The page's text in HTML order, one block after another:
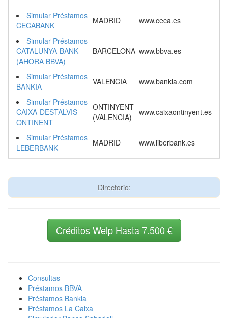
Simular Préstamos
CECABANK
MADRID
www.ceca.es
Simular Préstamos
CATALUNYA-BANK
(AHORA BBVA)
BARCELONA www.bbva.es
Simular Préstamos
BANKIA
VALENCIA
www.bankia.com
Simular Préstamos
CAIXA-DESTALVIS-
ONTINENT
ONTINYENT
(VALENCIA)
www.caixaontinyent.es
Simular Préstamos
LEBERBANK
MADRID www.liberbank.es
Directorio:
Créditos Welp Hasta 7.500 €
Consultas
Préstamos BBVA
Préstamos Bankia
Préstamos La Caixa